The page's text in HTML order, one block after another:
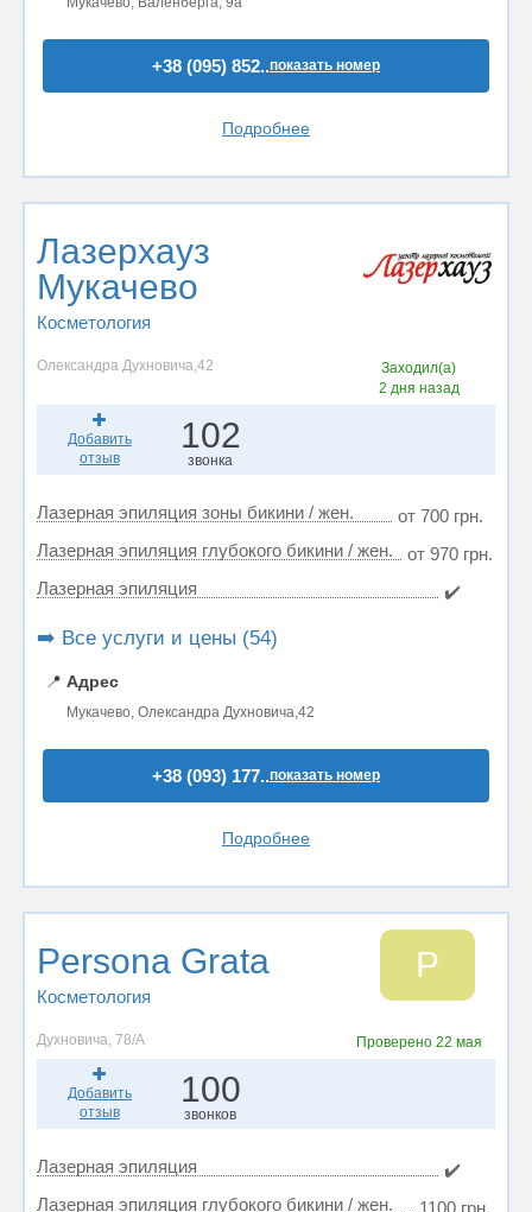
+38 (095) 852..показать номер
Подробнее
Лазерхауз
Мукачево
Косметология
Олександра Духновича,42
Заходил(а)
2 дня назад
Добавить
отзыв
102
звонка
Лазерная эпиляция зоны бикини / жен.
от 700 грн.
Лазерная эпиляция глубокого бикини / жен.
от 970 грн.
Лазерная эпиляция
✔️
➡️ Все услуги и цены (54)
📍 Адрес
Мукачево, Олександра Духновича,42
+38 (093) 177..показать номер
Подробнее
Persona Grata
Косметология
P
Духновича, 78/А Проверено 22 мая
Добавить
отзыв
100
звонков
Лазерная эпиляция
✔️
Лазерная эпиляция глубокого бикини / жен.
1100 грн.